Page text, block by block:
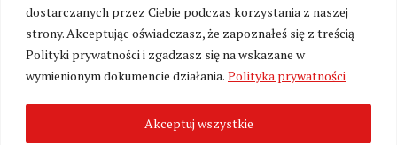
dostarczanych przez Ciebie podczas korzystania z naszej
strony. Akceptując oświadczasz, że zapoznałeś się z treścią
Polityki prywatności i zgadzasz się na wskazane w
wymienionym dokumencie działania. Polityka prywatności
Akceptuj wszystkie
Zmień ustawienia cookies
2026. Wszelkie Prawa Zastrzeżone.